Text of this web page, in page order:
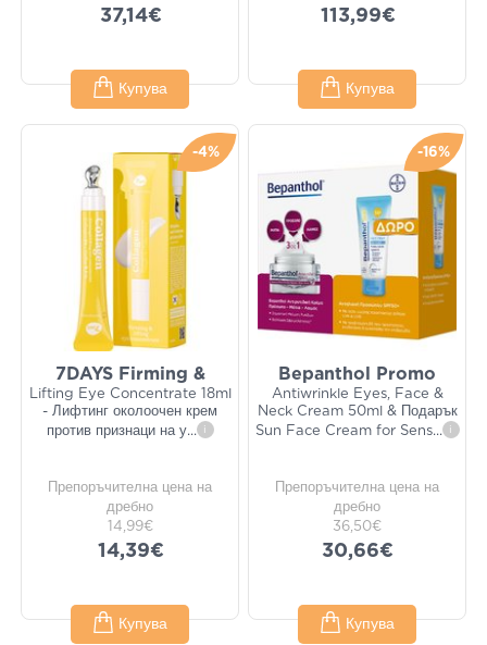
37,14€
Купува
113,99€
Купува
-4%
7DAYS Firming &
Lifting Eye Concentrate 18ml
- Лифтинг околоочен крем
против признаци на у... i
Препоръчителна цена на
дребно
14,99€
14,39€
Купува
-16%
Bepanthol Promo
Antiwrinkle Eyes, Face &
Neck Cream 50ml & Подарък
Sun Face Cream for Sens... i
Препоръчителна цена на
дребно
36,50€
30,66€
Купува